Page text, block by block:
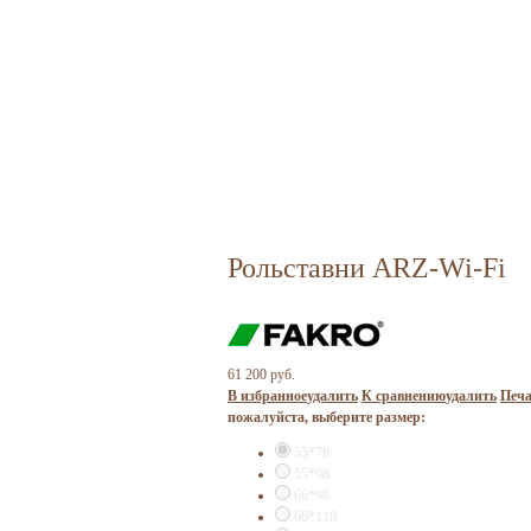
Рольставни ARZ-Wi-Fi
61 200 руб.
В избранноеудалить К сравнениюудалить
пожалуйста, выберите размер:
55*78
55*98
66*98